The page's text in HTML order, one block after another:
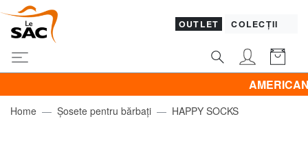
OUTLET COLECȚII
AMERICAN
Home Șosete pentru bărbați HAPPY SOCKS